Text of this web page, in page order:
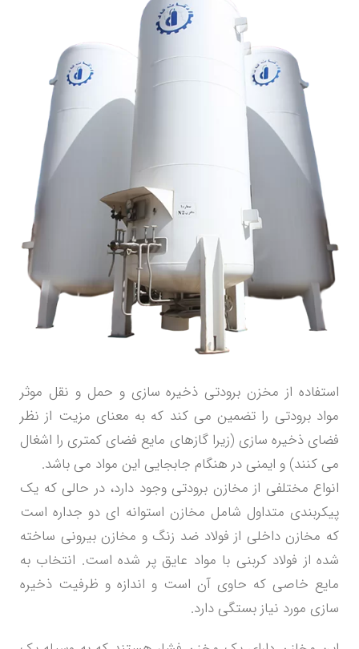
استفاده از مخزن برودتی ذخیره سازی و حمل و نقل موثر
مواد برودتی را تضمین می کند که به معنای مزیت از نظر
فضای ذخیره سازی (زیرا گازهای مایع فضای کمتری را اشغال
می کنند) و ایمنی در هنگام جابجایی این مواد می باشد.
انواع مختلفی از مخازن برودتی وجود دارد، در حالی که یک
پیکربندی متداول شامل مخازن استوانه ای دو جداره است
که مخازن داخلی از فولاد ضد زنگ و مخازن بیرونی ساخته
شده از فولاد کربنی با مواد عایق پر شده است. انتخاب به
مایع خاصی که حاوی آن است و اندازه و ظرفیت ذخیره
سازی مورد نیاز بستگی دارد.